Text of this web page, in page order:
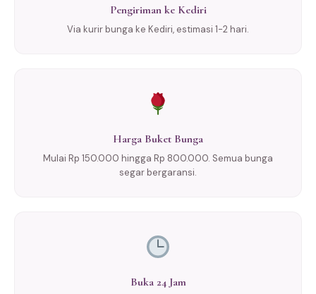
Pengiriman ke Kediri
Via kurir bunga ke Kediri, estimasi 1-2 hari.
Harga Buket Bunga
Mulai Rp 150.000 hingga Rp 800.000. Semua bunga
segar bergaransi.
Buka 24 Jam